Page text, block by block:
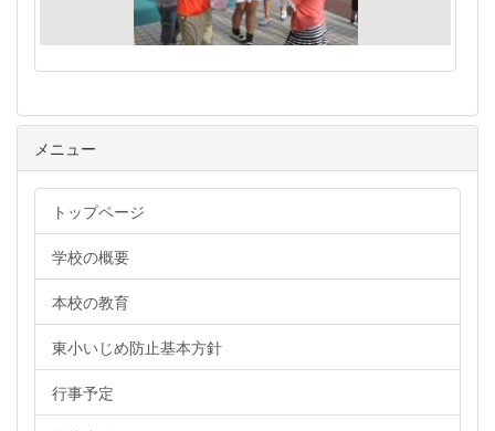
メニュー
トップページ
学校の概要
本校の教育
東小いじめ防止基本方針
行事予定